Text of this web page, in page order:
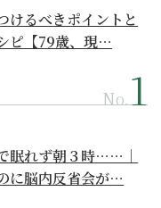
けるべきポイントと
ピ【79歳、現…
No.
眠れず朝３時……｜
に脳内反省会が…